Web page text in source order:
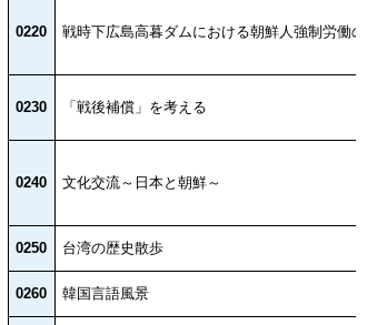
0220 戦時下広島高暮ダムにおける朝鮮人強制労働の
0230 「戦後補償」を考える
0240 文化交流～日本と朝鮮～
0250 台湾の歴史散歩
0260 韓国言語風景